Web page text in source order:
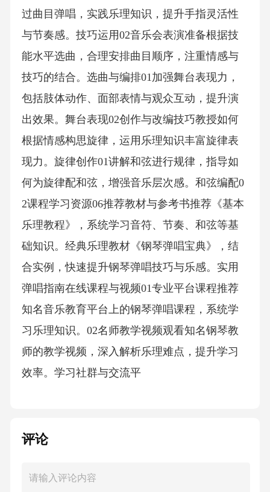
过曲目弹唱，实践乐理知识，提升手指灵活性
与节奏感。技巧运用02音乐会表演准备根据技
能水平选曲，合理安排曲目顺序，注重情感与
技巧的结合。选曲与编排01加强舞台表现力，
包括肢体动作、面部表情与观众互动，提升演
出效果。舞台表现02创作与改编技巧教授如何
根据情感构思旋律，运用乐理知识丰富旋律表
现力。旋律创作01讲解和弦进行规律，指导如
何为旋律配和弦，增强音乐层次感。和弦编配0
2课程学习资源06推荐教材与参考书推荐《基本
乐理教程》，系统学习音符、节奏、和弦等基
础知识。经典乐理教材《钢琴弹唱宝典》，结
合实例，快速提升钢琴弹唱技巧与乐感。实用
弹唱指南在线课程与视频01专业平台课程推荐
知名音乐教育平台上的钢琴弹唱课程，系统学
习乐理知识。02名师教学视频观看知名钢琴教
师的教学视频，深入解析乐理难点，提升学习
效率。学习社群与交流平
评论